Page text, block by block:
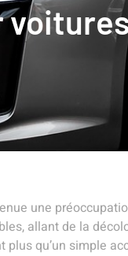
une
allant de la
qu’un simple